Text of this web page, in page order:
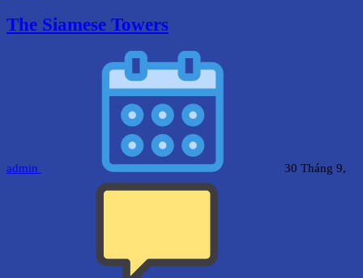
The Siamese Towers
admin 30 Tháng 9,